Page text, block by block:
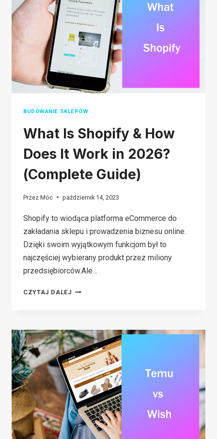
DOTYCZĄCY
SPRZEDAŻY
SHOPEE
BUDOWANIE SKLEPÓW
What Is Shopify & How
Does It Work in 2026?
(Complete Guide)
Przez Móc październik 14, 2023
Shopify to wiodąca platforma eCommerce do
zakładania sklepu i prowadzenia biznesu online.
Dzięki swoim wyjątkowym funkcjom był to
najczęściej wybierany produkt przez miliony
przedsiębiorców.Ale…
CZYTAJ DALEJ WHAT
&
HOW
DOES
IT
WORK
IN
2026?
(COMPLETE
GUIDE)